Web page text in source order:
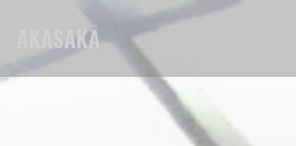
Personalizzazione delle tue scelte sui cookie
AKASAKA